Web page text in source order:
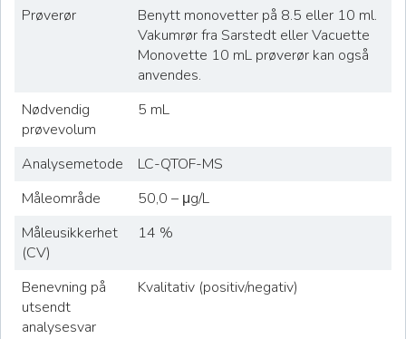
Prøverør
Benytt monovetter på 8.5 eller 10 ml.
Vakumrør fra Sarstedt eller Vacuette
Monovette 10 mL prøverør kan også
anvendes.
Nødvendig
prøvevolum
5 mL
Analysemetode
LC-QTOF-MS
Måleområde
50,0 – μg/L
Måleusikkerhet
(CV)
14 %
Benevning på
utsendt
analysesvar
Kvalitativ (positiv/negativ)